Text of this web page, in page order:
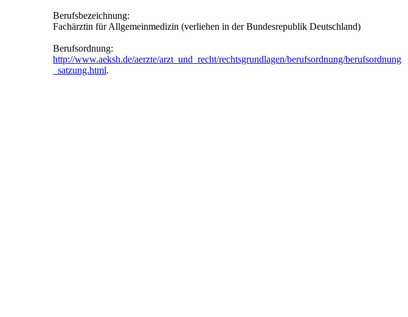
Berufsbezeichnung:
Fachärztin für Allgemeinmedizin (verliehen in der Bundesrepublik Deutschland)
Berufsordnung:
http://www.aeksh.de/aerzte/arzt_und_recht/rechtsgrundlagen/berufsordnung/berufsordnung
_satzung.html.